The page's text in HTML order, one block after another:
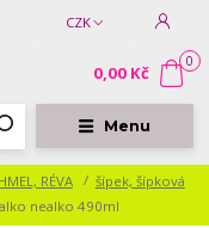
Menu
CZK
0
0,00 Kč
RÉVA
šípek, šípková
alko nealko 490ml